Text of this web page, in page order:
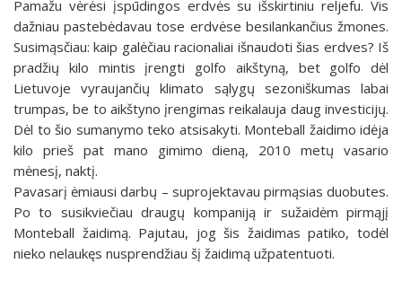
Pamažu vėrėsi įspūdingos erdvės su išskirtiniu reljefu. Vis
dažniau pastebėdavau tose erdvėse besilankančius žmones.
Susimąsčiau: kaip galėčiau racionaliai išnaudoti šias erdves? Iš
pradžių kilo mintis įrengti golfo aikštyną, bet golfo dėl
Lietuvoje vyraujančių klimato sąlygų sezoniškumas labai
trumpas, be to aikštyno įrengimas reikalauja daug investicijų.
Dėl to šio sumanymo teko atsisakyti. Monteball žaidimo idėja
kilo prieš pat mano gimimo dieną, 2010 metų vasario
mėnesį, naktį.
Pavasarį ėmiausi darbų – suprojektavau pirmąsias duobutes.
Po to susikviečiau draugų kompaniją ir sužaidėm pirmąjį
Monteball žaidimą. Pajutau, jog šis žaidimas patiko, todėl
nieko nelaukęs nusprendžiau šį žaidimą užpatentuoti.